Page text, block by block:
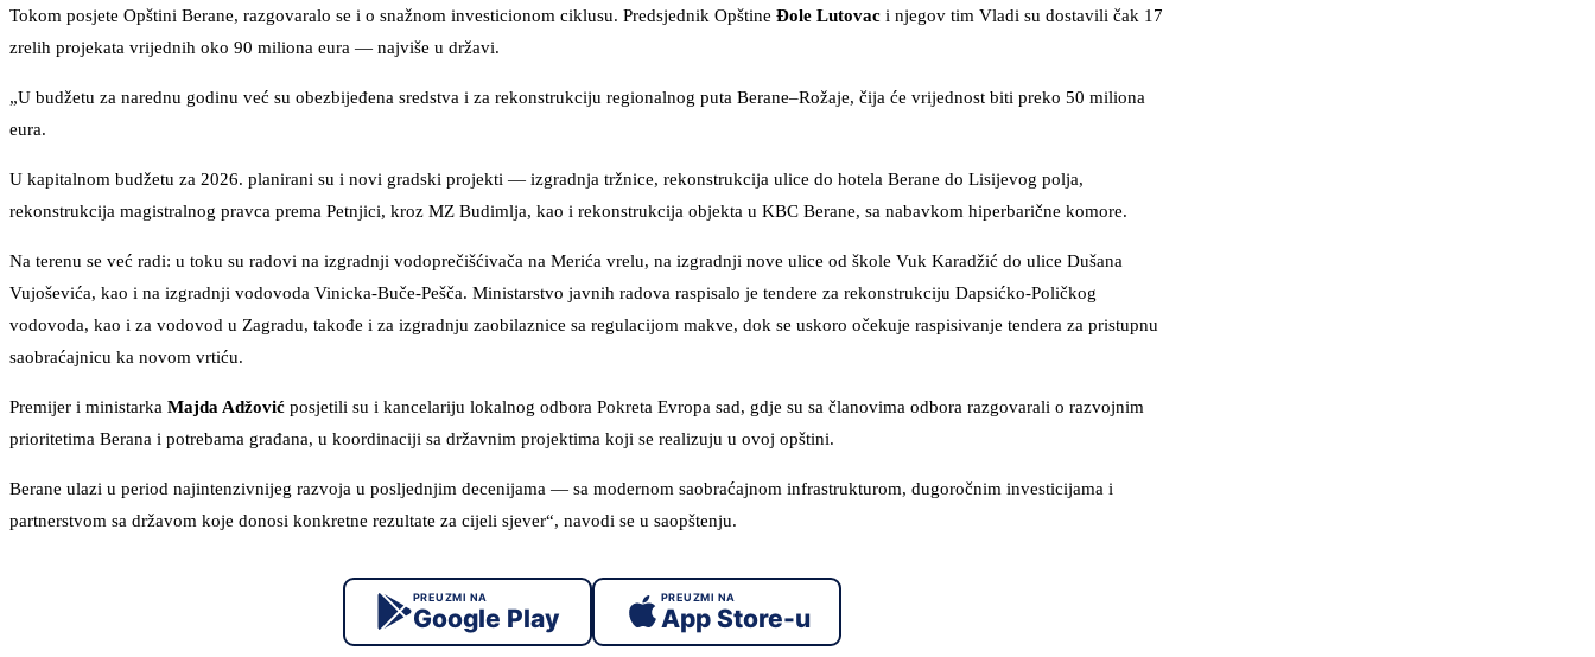
Tokom posjete Opštini Berane, razgovaralo se i o snažnom investicionom ciklusu. Predsjednik Opštine Đole Lutovac i njegov tim Vladi su dostavili čak 17
zrelih projekata vrijednih oko 90 miliona eura — najviše u državi.
„U budžetu za narednu godinu već su obezbijeđena sredstva i za rekonstrukciju regionalnog puta Berane–Rožaje, čija će vrijednost biti preko 50 miliona
eura.
U kapitalnom budžetu za 2026. planirani su i novi gradski projekti — izgradnja tržnice, rekonstrukcija ulice do hotela Berane do Lisijevog polja,
rekonstrukcija magistralnog pravca prema Petnjici, kroz MZ Budimlja, kao i rekonstrukcija objekta u KBC Berane, sa nabavkom hiperbarične komore.
Na terenu se već radi: u toku su radovi na izgradnji vodoprečišćivača na Merića vrelu, na izgradnji nove ulice od škole Vuk Karadžić do ulice Dušana
Vujoševića, kao i na izgradnji vodovoda Vinicka-Buče-Pešča. Ministarstvo javnih radova raspisalo je tendere za rekonstrukciju Dapsićko-Poličkog
vodovoda, kao i za vodovod u Zagradu, takođe i za izgradnju zaobilaznice sa regulacijom makve, dok se uskoro očekuje raspisivanje tendera za pristupnu
saobraćajnicu ka novom vrtiću.
Premijer i ministarka Majda Adžović posjetili su i kancelariju lokalnog odbora Pokreta Evropa sad, gdje su sa članovima odbora razgovarali o razvojnim
prioritetima Berana i potrebama građana, u koordinaciji sa državnim projektima koji se realizuju u ovoj opštini.
Berane ulazi u period najintenzivnijeg razvoja u posljednjim decenijama — sa modernom saobraćajnom infrastrukturom, dugoročnim investicijama i
partnerstvom sa državom koje donosi konkretne rezultate za cijeli sjever“, navodi se u saopštenju.
PREUZMI NA
Google Play
PREUZMI NA
App Store-u